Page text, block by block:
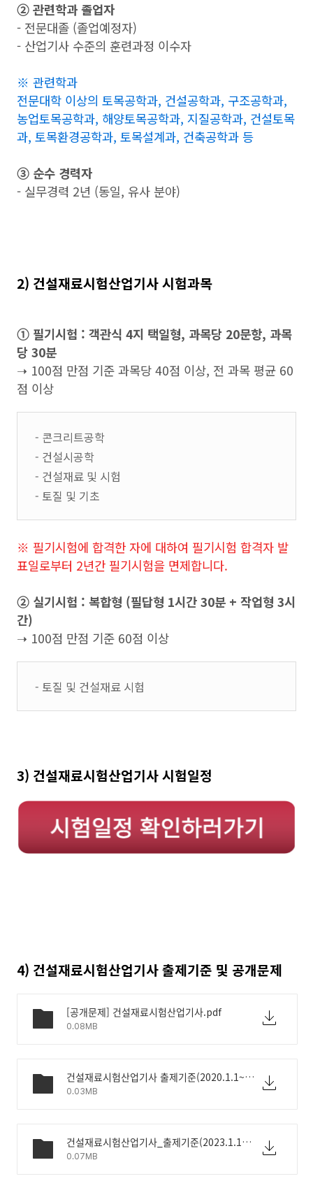
➁ 관련학과 졸업자
- 전문대졸 (졸업예정자)
- 산업기사 수준의 훈련과정 이수자
※ 관련학과
전문대학 이상의 토목공학과, 건설공학과, 구조공학과,
농업토목공학과, 해양토목공학과, 지질공학과, 건설토목
과, 토목환경공학과, 토목설계과, 건축공학과 등
➂ 순수 경력자
- 실무경력 2년 (동일, 유사 분야)
2) 건설재료시험산업기사 시험과목
➀ 필기시험 : 객관식 4지 택일형, 과목당 20문항, 과목
당 30분
➝ 100점 만점 기준 과목당 40점 이상, 전 과목 평균 60
점 이상
- 콘크리트공학
- 건설시공학
- 건설재료 및 시험
- 토질 및 기초
※ 필기시험에 합격한 자에 대하여 필기시험 합격자 발
표일로부터 2년간 필기시험을 면제합니다.
➁ 실기시험 : 복합형 (필답형 1시간 30분 + 작업형 3시
간)
➝ 100점 만점 기준 60점 이상
- 토질 및 건설재료 시험
3) 건설재료시험산업기사 시험일정
4) 건설재료시험산업기사 출제기준 및 공개문제
[공개문제] 건설재료시험산업기사.pdf
0.08MB
건설재료시험산업기사 출제기준(2020.1.1~2022.12.31)_등재용.hwp
0.03MB
건설재료시험산업기사_출제기준(2023.1.1~2025.12.31).hwp
0.07MB